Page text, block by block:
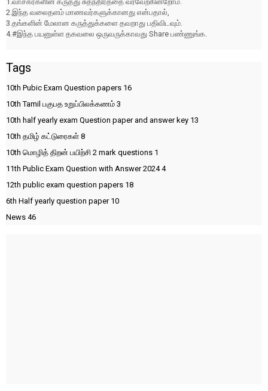
2.இந்த வலைதளம் மாணவர்களுக்கானது என்பதால்,
3.தங்களின் மேலான கருத்துக்களை தவறாது பதிவிடவும்.
4.#இந்த பயனுள்ள தகவலை ஒருவருக்காவது Share பண்ணுங்க.
Tags
10th Pubic Exam Question papers 16
10th Tamil பகுபத உறுப்பிலக்கணம் 3
10th half yearly exam Question paper and answer key 13
10th தமிழ் கட்டுரைகள் 8
10th மொழித் திறன் பயிற்சி 2 mark questions 1
11th Public Exam Question with Answer 20244
12th public exam question papers 18
6th Half yearly question paper 10
News 46